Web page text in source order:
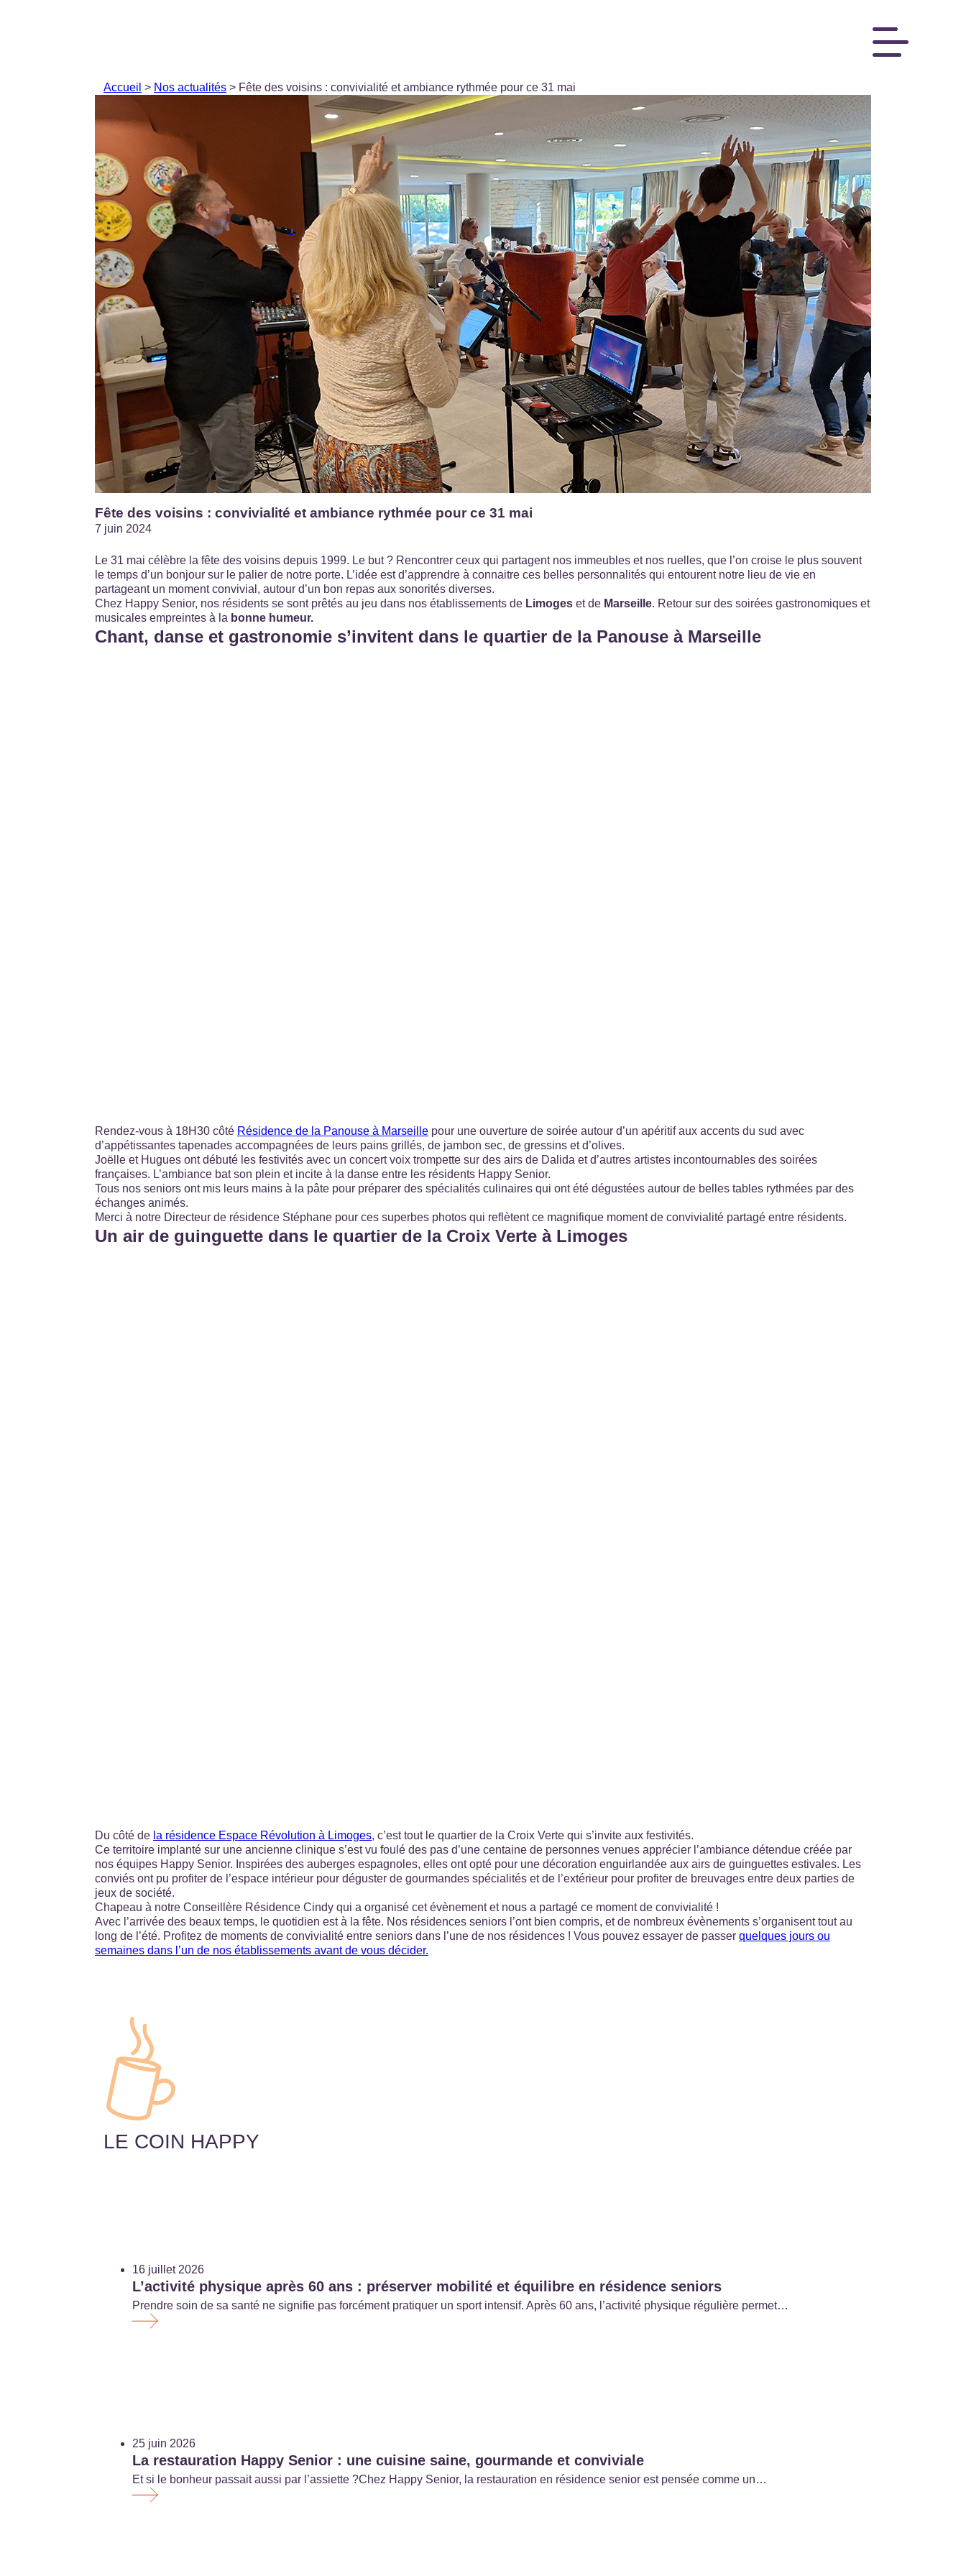
Accueil > Nos actualités > Fête des voisins : convivialité et ambiance rythmée pour ce 31 mai
Fête des voisins : convivialité et ambiance rythmée pour ce 31 mai
7 juin 2024
Le 31 mai célèbre la fête des voisins depuis 1999. Le but ? Rencontrer ceux qui partagent nos immeubles et nos ruelles, que l’on croise le plus souvent
le temps d’un bonjour sur le palier de notre porte. L’idée est d’apprendre à connaitre ces belles personnalités qui entourent notre lieu de vie en
partageant un moment convivial, autour d’un bon repas aux sonorités diverses.
Chez Happy Senior, nos résidents se sont prêtés au jeu dans nos établissements de Limoges et de Marseille. Retour sur des soirées gastronomiques et
musicales empreintes à la bonne humeur.
Chant, danse et gastronomie s’invitent dans le quartier de la Panouse à Marseille
Rendez-vous à 18H30 côté Résidence de la Panouse à Marseille pour une ouverture de soirée autour d’un apéritif aux accents du sud avec
d’appétissantes tapenades accompagnées de leurs pains grillés, de jambon sec, de gressins et d’olives.
Joëlle et Hugues ont débuté les festivités avec un concert voix trompette sur des airs de Dalida et d’autres artistes incontournables des soirées
françaises. L’ambiance bat son plein et incite à la danse entre les résidents Happy Senior.
Tous nos seniors ont mis leurs mains à la pâte pour préparer des spécialités culinaires qui ont été dégustées autour de belles tables rythmées par des
échanges animés.
Merci à notre Directeur de résidence Stéphane pour ces superbes photos qui reflètent ce magnifique moment de convivialité partagé entre résidents.
Un air de guinguette dans le quartier de la Croix Verte à Limoges
Du côté de la résidence Espace Révolution à Limoges, c’est tout le quartier de la Croix Verte qui s’invite aux festivités.
Ce territoire implanté sur une ancienne clinique s’est vu foulé des pas d’une centaine de personnes venues apprécier l’ambiance détendue créée par
nos équipes Happy Senior. Inspirées des auberges espagnoles, elles ont opté pour une décoration enguirlandée aux airs de guinguettes estivales. Les
conviés ont pu profiter de l’espace intérieur pour déguster de gourmandes spécialités et de l’extérieur pour profiter de breuvages entre deux parties de
jeux de société.
Chapeau à notre Conseillère Résidence Cindy qui a organisé cet évènement et nous a partagé ce moment de convivialité !
Avec l’arrivée des beaux temps, le quotidien est à la fête. Nos résidences seniors l’ont bien compris, et de nombreux évènements s’organisent tout au
long de l’été. Profitez de moments de convivialité entre seniors dans l’une de nos résidences ! Vous pouvez essayer de passer quelques jours ou
semaines dans l’un de nos établissements avant de vous décider.
LE COIN HAPPY
16 juillet 2026
L’activité physique après 60 ans : préserver mobilité et équilibre en résidence seniors
Prendre soin de sa santé ne signifie pas forcément pratiquer un sport intensif. Après 60 ans, l’activité physique régulière permet…
25 juin 2026
La restauration Happy Senior : une cuisine saine, gourmande et conviviale
Et si le bonheur passait aussi par l’assiette ?Chez Happy Senior, la restauration en résidence senior est pensée comme un…